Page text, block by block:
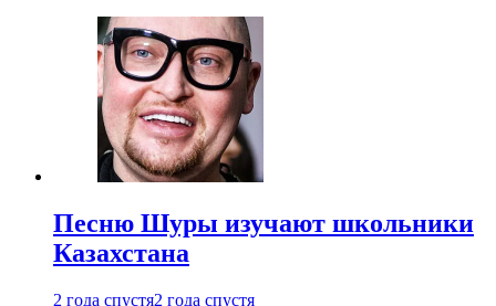
Песню Шуры изучают школьники
Казахстана
2 года спустя2 года спустя